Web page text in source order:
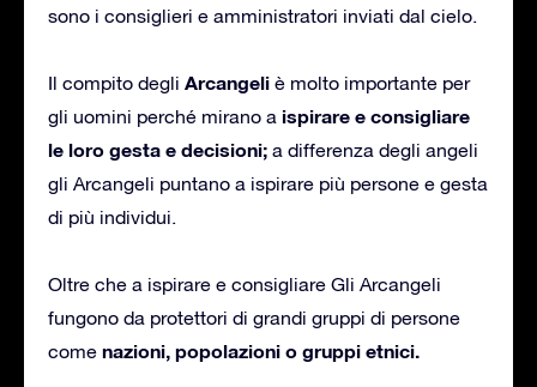
sono i consiglieri e amministratori inviati dal cielo.
Il compito degli Arcangeli è molto importante per
gli uomini perché mirano a ispirare e consigliare
le loro gesta e decisioni; a differenza degli angeli
gli Arcangeli puntano a ispirare più persone e gesta
di più individui.
Oltre che a ispirare e consigliare Gli Arcangeli
fungono da protettori di grandi gruppi di persone
come nazioni, popolazioni o gruppi etnici.